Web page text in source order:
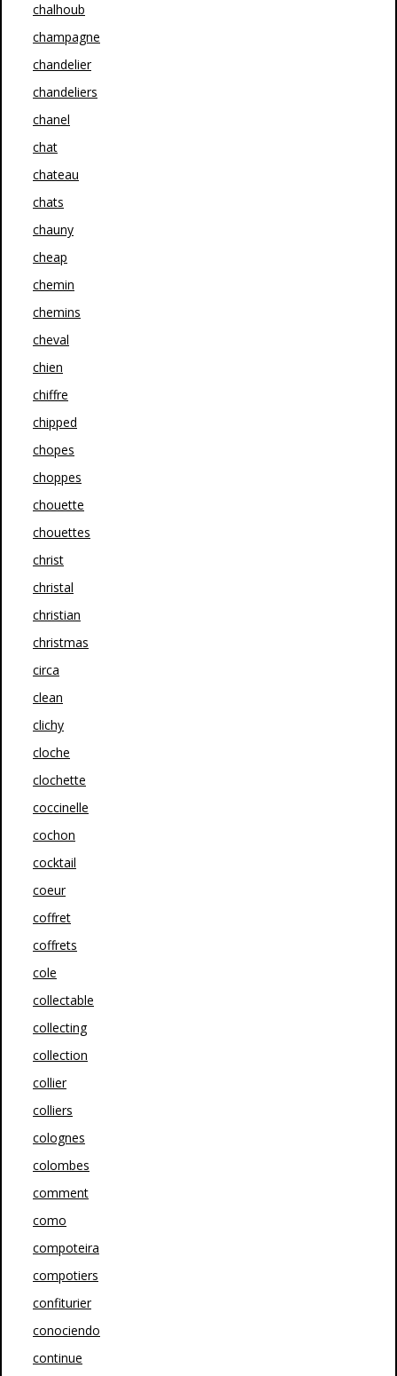
chalhoub
champagne
chandelier
chandeliers
chanel
chat
chateau
chats
chauny
cheap
chemin
chemins
cheval
chien
chiffre
chipped
chopes
choppes
chouette
chouettes
christ
christal
christian
christmas
circa
clean
clichy
cloche
clochette
coccinelle
cochon
cocktail
coeur
coffret
coffrets
cole
collectable
collecting
collection
collier
colliers
colognes
colombes
comment
como
compoteira
compotiers
confiturier
conociendo
continue